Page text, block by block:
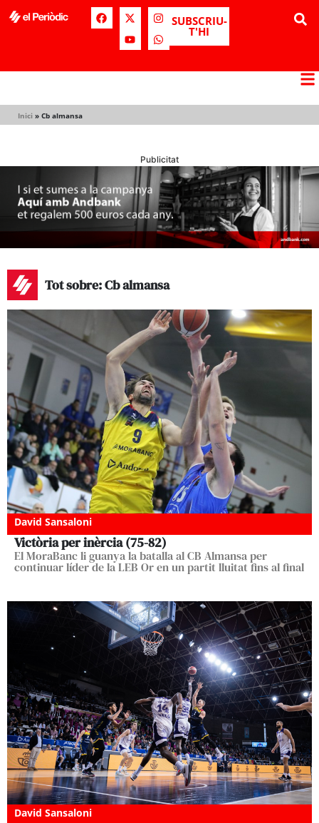
SUBSCRIU-
T'HI
Inici » Cb almansa
Publicitat
Tot sobre: Cb almansa
David Sansaloni
Victòria per inèrcia (75-82)
El MoraBanc li guanya la batalla al CB Almansa per
continuar líder de la LEB Or en un partit lluitat fins al final
David Sansaloni